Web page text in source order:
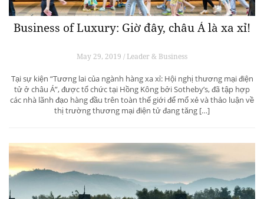
Business of Luxury: Giờ đây, châu Á là xa xỉ!
May 29, 2019 / Leader & Business
Tại sự kiện “Tương lai của ngành hàng xa xỉ: Hội nghị thương mại điện
tử ở châu Á”, được tổ chức tại Hồng Kông bởi Sotheby’s, đã tập hợp
các nhà lãnh đạo hàng đầu trên toàn thế giới để mổ xẻ và thảo luận về
thị trường thương mại điện tử đang tăng […]